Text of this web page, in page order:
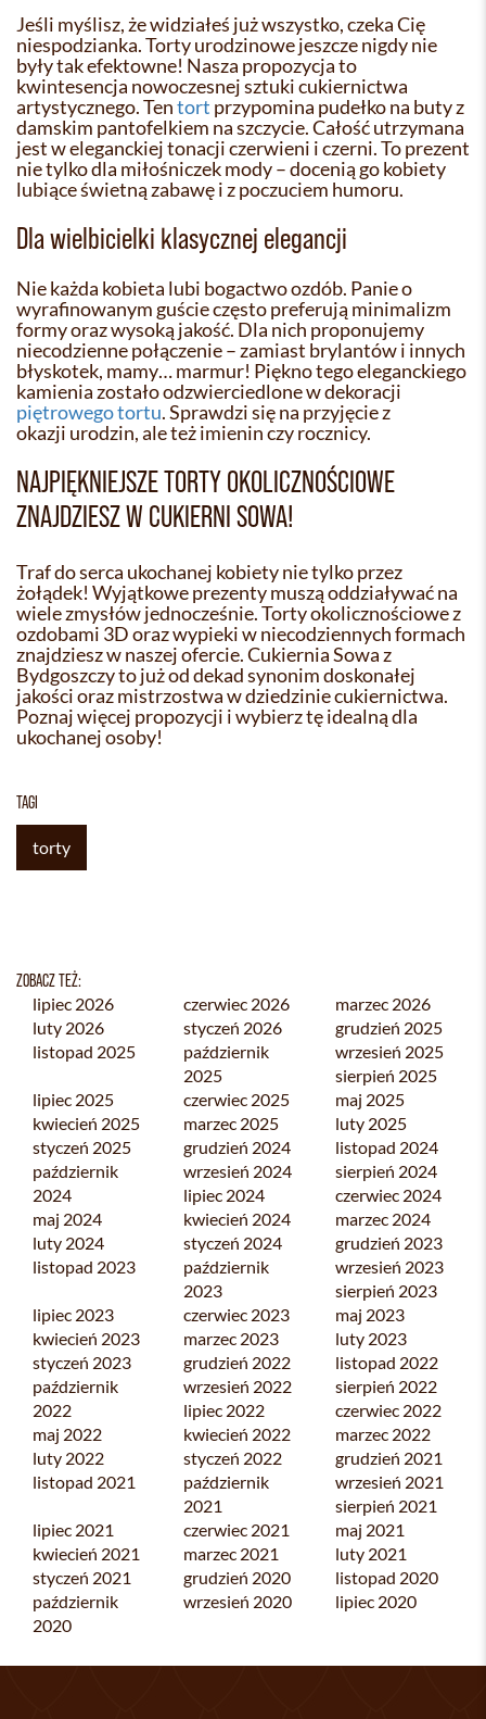
Jeśli myślisz, że widziałeś już wszystko, czeka Cię
niespodzianka. Torty urodzinowe jeszcze nigdy nie
były tak efektowne! Nasza propozycja to
kwintesencja nowoczesnej sztuki cukiernictwa
artystycznego. Tentort przypomina pudełko na buty z
damskim pantofelkiem na szczycie. Całość utrzymana
jest w eleganckiej tonacji czerwieni i czerni. To prezent
nie tylko dla miłośniczek mody – docenią go kobiety
lubiące świetną zabawę i z poczuciem humoru.
Dla wielbicielki klasycznej elegancji
Nie każda kobieta lubi bogactwo ozdób. Panie o
wyrafinowanym guście często preferują minimalizm
formy oraz wysoką jakość. Dla nich proponujemy
niecodzienne połączenie – zamiast brylantów i innych
błyskotek, mamy… marmur! Piękno tego eleganckiego
kamienia zostało odzwierciedlone w dekoracji
piętrowego tortu. Sprawdzi się na przyjęcie z
okazji urodzin, ale też imienin czy rocznicy.
NAJPIĘKNIEJSZE TORTY OKOLICZNOŚCIOWE
ZNAJDZIESZ W CUKIERNI SOWA!
Traf do serca ukochanej kobiety nie tylko przez
żołądek! Wyjątkowe prezenty muszą oddziaływać na
wiele zmysłów jednocześnie. Torty okolicznościowe z
ozdobami 3D oraz wypieki w niecodziennych formach
znajdziesz w naszej ofercie. Cukiernia Sowa z
Bydgoszczy to już od dekad synonim doskonałej
jakości oraz mistrzostwa w dziedzinie cukiernictwa.
Poznaj więcej propozycji i wybierz tę idealną dla
ukochanej osoby!
TAGI
torty
ZOBACZ TEŻ:
lipiec 2026 czerwiec 2026
marzec 2026
luty 2026
styczeń 2026
grudzień 2025
listopad 2025
październik
2025
wrzesień 2025
sierpień 2025
lipiec 2025
czerwiec 2025
maj 2025
kwiecień 2025
marzec 2025
luty 2025
styczeń 2025
grudzień 2024
listopad 2024
październik
2024
wrzesień 2024
sierpień 2024
lipiec 2024
czerwiec 2024
maj 2024
kwiecień 2024
marzec 2024
luty 2024
styczeń 2024
grudzień 2023
listopad 2023
październik
2023
wrzesień 2023
sierpień 2023
lipiec 2023
czerwiec 2023
maj 2023
kwiecień 2023
marzec 2023
luty 2023
styczeń 2023
grudzień 2022
listopad 2022
październik
2022
wrzesień 2022
sierpień 2022
lipiec 2022
czerwiec 2022
maj 2022
kwiecień 2022
marzec 2022
luty 2022
styczeń 2022
grudzień 2021
listopad 2021
październik
2021
wrzesień 2021
sierpień 2021
lipiec 2021
czerwiec 2021
maj 2021
kwiecień 2021
marzec 2021
luty 2021
styczeń 2021
grudzień 2020
listopad 2020
październik
2020
wrzesień 2020 lipiec 2020